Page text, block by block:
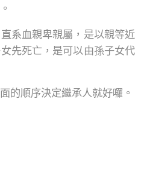
系血親卑親屬，是以親等近
先死亡，是可以由孫子女代
的順序決定繼承人就好囉。